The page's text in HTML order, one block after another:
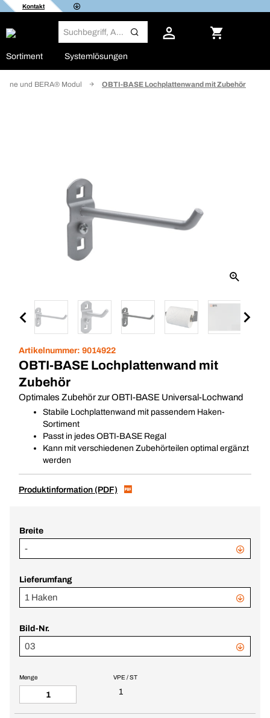
Kontakt
Sortiment Systemlösungen
Line und BERA® Modul OBTI-BASE Lochplattenwand mit Zubehör
Artikelnummer: 9014922
OBTI-BASE Lochplattenwand mit
Zubehör
Optimales Zubehör zur OBTI-BASE Universal-Lochwand
Stabile Lochplattenwand mit passendem Haken-
Sortiment
Passt in jedes OBTI-BASE Regal
Kann mit verschiedenen Zubehörteilen optimal ergänzt
werden
Produktinformation (PDF)
Breite
-
Lieferumfang
1 Haken
Bild-Nr.
03
VPE / ST
1
Menge